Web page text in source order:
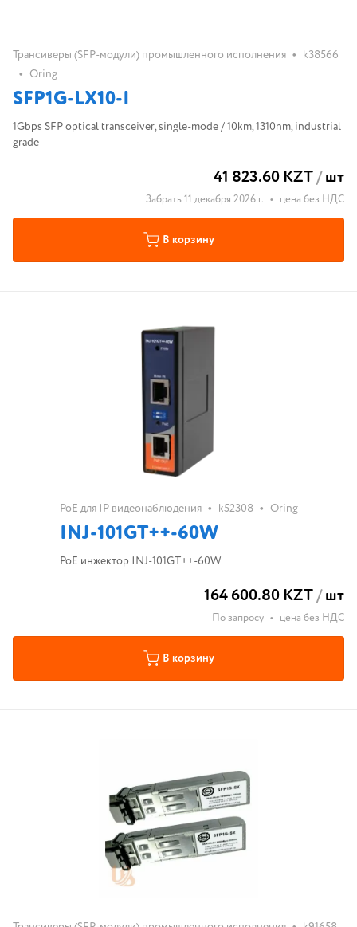
Трансиверы (SFP-модули) промышленного исполнения • k38566
• Oring
SFP1G-LX10-I
1Gbps SFP optical transceiver, single-mode / 10km, 1310nm, industrial
grade
41 823.60 KZT/шт
Забрать 11 декабря 2026 г. • цена без НДС
В корзину
PoE для IP видеонаблюдения • k52308 • Oring
INJ-101GT++-60W
PoE инжектор INJ-101GT++-60W
164 600.80 KZT/шт
По запросу • цена без НДС
В корзину